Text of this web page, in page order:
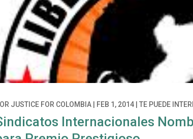
JUSTICE FOR COLOMBIA FEB 1, 2014 |TE PUEDE
Internacionales